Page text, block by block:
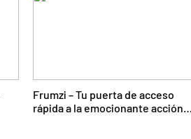
Frumzi – Tu puerta de acceso
rápida a la emocionante acción